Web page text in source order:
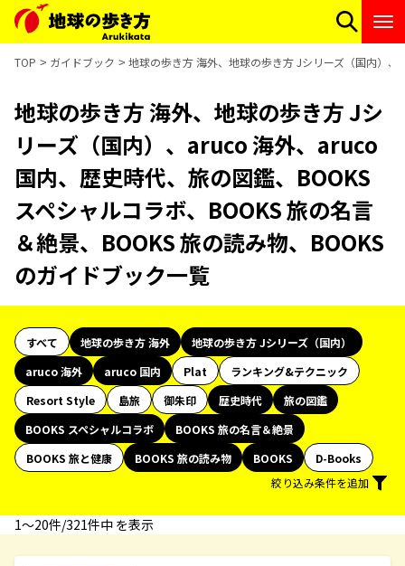
TOP ガイドブック 地球の歩き方 海外、地球の歩き方 Jシリーズ（国内）
地球の歩き方 海外、地球の歩き方 Jシ
リーズ（国内）、aruco 海外、aruco
国内、歴史時代、旅の図鑑、BOOKS
スペシャルコラボ、BOOKS 旅の名言
＆絶景、BOOKS 旅の読み物、BOOKS
のガイドブック一覧
すべて 地球の歩き方 海外
地球の歩き方 Jシリーズ（国内）
aruco 海外
aruco 国内 Plat
ランキング&テクニック
Resort Style
島旅 御朱印 歴史時代
旅の図鑑
BOOKS スペシャルコラボ
BOOKS 旅の名言＆絶景
BOOKS 旅と健康
BOOKS 旅の読み物 BOOKS
D-Books
絞り込み条件を追加
1〜20件/321件中 を表示